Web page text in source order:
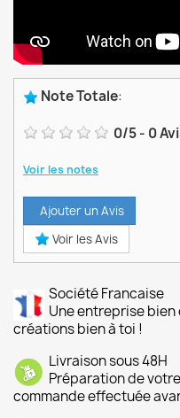
Note Totale:
0/5- 0
Voir les notes
Ajouter un Avis
Voir les Avis
Société Francaise
Une entreprise
créations bien à toi !
Livraison sous 48H
Préparation de
commande effectuée